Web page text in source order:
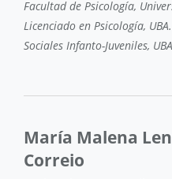
Facultad de Psicología,
Licenciado en Psicología,
Sociales Infanto-Juveniles,
María Malena
Correio